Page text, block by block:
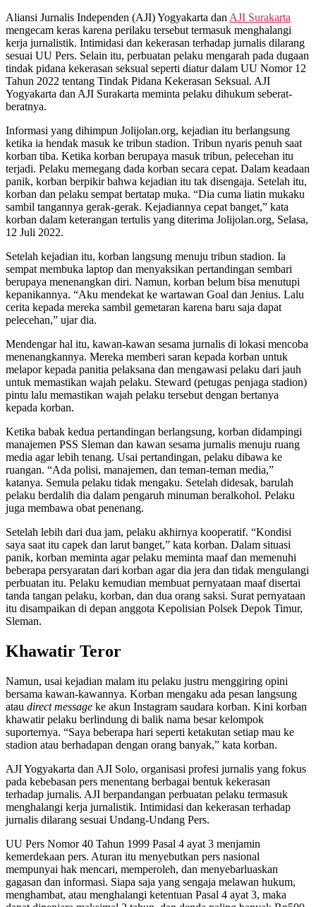
Aliansi Jurnalis Independen (AJI) Yogyakarta dan AJI Surakarta
mengecam keras karena perilaku tersebut termasuk menghalangi
kerja jurnalistik. Intimidasi dan kekerasan terhadap jurnalis dilarang
sesuai UU Pers. Selain itu, perbuatan pelaku mengarah pada dugaan
tindak pidana kekerasan seksual seperti diatur dalam UU Nomor 12
Tahun 2022 tentang Tindak Pidana Kekerasan Seksual. AJI
Yogyakarta dan AJI Surakarta meminta pelaku dihukum seberat-
beratnya.
Informasi yang dihimpun Jolijolan.org, kejadian itu berlangsung
ketika ia hendak masuk ke tribun stadion. Tribun nyaris penuh saat
korban tiba. Ketika korban berupaya masuk tribun, pelecehan itu
terjadi. Pelaku memegang dada korban secara cepat. Dalam keadaan
panik, korban berpikir bahwa kejadian itu tak disengaja. Setelah itu,
korban dan pelaku sempat bertatap muka. “Dia cuma liatin mukaku
sambil tangannya gerak-gerak. Kejadiannya cepat banget,” kata
korban dalam keterangan tertulis yang diterima Jolijolan.org, Selasa,
12 Juli 2022.
Setelah kejadian itu, korban langsung menuju tribun stadion. Ia
sempat membuka laptop dan menyaksikan pertandingan sembari
berupaya menenangkan diri. Namun, korban belum bisa menutupi
kepanikannya. “Aku mendekat ke wartawan Goal dan Jenius. Lalu
cerita kepada mereka sambil gemetaran karena baru saja dapat
pelecehan,” ujar dia.
Mendengar hal itu, kawan-kawan sesama jurnalis di lokasi mencoba
menenangkannya. Mereka memberi saran kepada korban untuk
melapor kepada panitia pelaksana dan mengawasi pelaku dari jauh
untuk memastikan wajah pelaku. Steward (petugas penjaga stadion)
pintu lalu memastikan wajah pelaku tersebut dengan bertanya
kepada korban.
Ketika babak kedua pertandingan berlangsung, korban didampingi
manajemen PSS Sleman dan kawan sesama jurnalis menuju ruang
media agar lebih tenang. Usai pertandingan, pelaku dibawa ke
ruangan. “Ada polisi, manajemen, dan teman-teman media,”
katanya. Semula pelaku tidak mengaku. Setelah didesak, barulah
pelaku berdalih dia dalam pengaruh minuman beralkohol. Pelaku
juga membawa obat penenang.
Setelah lebih dari dua jam, pelaku akhirnya kooperatif. “Kondisi
saya saat itu capek dan larut banget,” kata korban. Dalam situasi
panik, korban meminta agar pelaku meminta maaf dan memenuhi
beberapa persyaratan dari korban agar dia jera dan tidak mengulangi
perbuatan itu. Pelaku kemudian membuat pernyataan maaf disertai
tanda tangan pelaku, korban, dan dua orang saksi. Surat pernyataan
itu disampaikan di depan anggota Kepolisian Polsek Depok Timur,
Sleman.
Khawatir Teror
Namun, usai kejadian malam itu pelaku justru menggiring opini
bersama kawan-kawannya. Korban mengaku ada pesan langsung
atau direct message ke akun Instagram saudara korban. Kini korban
khawatir pelaku berlindung di balik nama besar kelompok
suporternya. “Saya beberapa hari seperti ketakutan setiap mau ke
stadion atau berhadapan dengan orang banyak,” kata korban.
AJI Yogyakarta dan AJI Solo, organisasi profesi jurnalis yang fokus
pada kebebasan pers menentang berbagai bentuk kekerasan
terhadap jurnalis. AJI berpandangan perbuatan pelaku termasuk
menghalangi kerja jurnalistik. Intimidasi dan kekerasan terhadap
jurnalis dilarang sesuai Undang-Undang Pers.
UU Pers Nomor 40 Tahun 1999 Pasal 4 ayat 3 menjamin
kemerdekaan pers. Aturan itu menyebutkan pers nasional
mempunyai hak mencari, memperoleh, dan menyebarluaskan
gagasan dan informasi. Siapa saja yang sengaja melawan hukum,
menghambat, atau menghalangi ketentuan Pasal 4 ayat 3, maka